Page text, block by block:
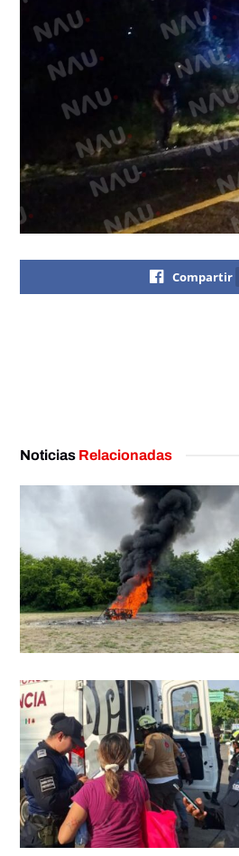
Compartir
Noticias Relacionadas